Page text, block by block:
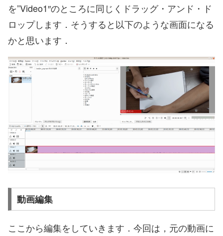
を”Video1″のところに同じくドラッグ・アンド・ド
ロップします．そうすると以下のような画面になる
かと思います．
動画編集
ここから編集をしていきます．今回は，元の動画に